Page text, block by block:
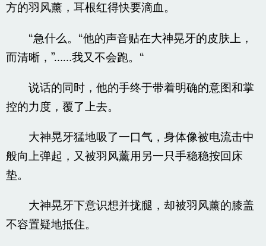
方的羽风薰，耳根红得快要滴血。
“急什么。“他的声音贴在大神晃牙的皮肤上，
而清晰，”……我又不会跑。“
说话的同时，他的手终于带着明确的意图和掌
控的力度，覆了上去。
大神晃牙猛地吸了一口气，身体像被电流击中
般向上弹起，又被羽风薰用另一只手稳稳按回床
垫。
大神晃牙下意识想并拢腿，却被羽风薰的膝盖
不容置疑地抵住。